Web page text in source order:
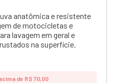
anatômica e resistente
de motocicletas e
lavagem em geral e
na superfície.
de R$ 70,00